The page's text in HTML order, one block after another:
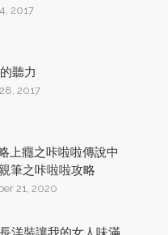
2017
聽力
2017
上癮之咔啦啦傳說中
筆之咔啦啦攻略
21, 2020